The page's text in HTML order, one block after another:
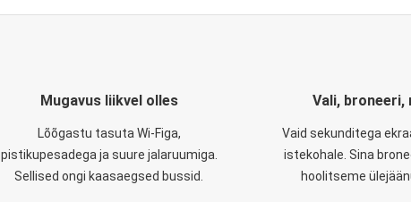
Mugavus liikvel olles
Lõõgastu tasuta Wi-Figa,
pistikupesadega ja suure jalaruumiga.
Sellised ongi kaasaegsed bussid.
Vali, broneeri,
Vaid sekunditega
istekohale. Sina
hoolitseme